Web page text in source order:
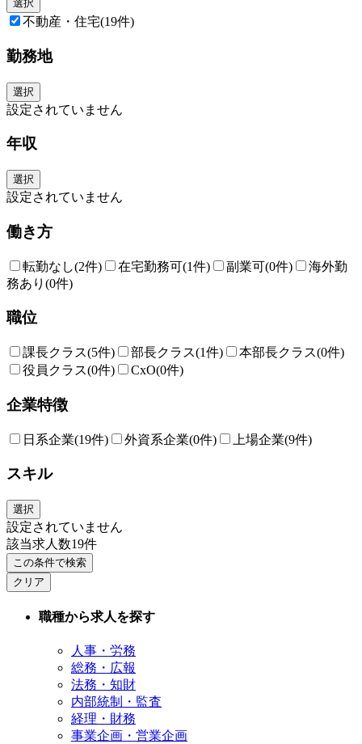
選択
不動産・住宅(19件)
勤務地
選択
設定されていません
年収
選択
設定されていません
働き方
転勤なし(2件) 在宅勤務可(1件) 副業可(0件)
海外勤
務あり (0件)
職位
課長クラス(5件) 部長クラス(1件) 本部長クラス(0件)
役員クラス(0件) CxO(0件)
企業特徴
日系企業(19件) 外資系企業(0件) 上場企業(9件)
スキル
選択
設定されていません
該当求人数19件
この条件で検索
クリア
職種から求人を探す
人事・労務
総務・広報
法務・知財
内部統制・監査
経理・財務
事業企画・営業企画